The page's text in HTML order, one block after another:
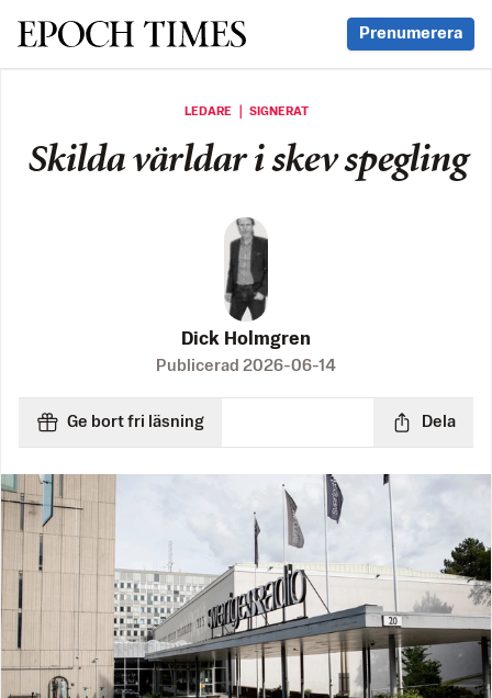
Svenska Epoch Times Prenumerera
LEDARE ｜ SIGNERAT
Skilda världar i skev spegling
Dick Holmgren
Publicerad 2026-06-14
Ge bort fri läsning Dela